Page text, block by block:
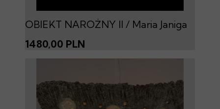
OBIEKT NAROŻNY II / Maria Janiga
1480,00 PLN